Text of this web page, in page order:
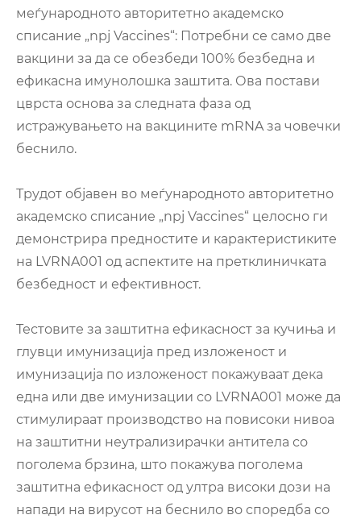
меѓународното авторитетно академско
списание „npj Vaccines“: Потребни се само две
вакцини за да се обезбеди 100% безбедна и
ефикасна имунолошка заштита. Ова постави
цврста основа за следната фаза од
истражувањето на вакцините mRNA за човечки
беснило.
Трудот објавен во меѓународното авторитетно
академско списание „npj Vaccines“ целосно ги
демонстрира предностите и карактеристиките
на LVRNA001 од аспектите на претклиничката
безбедност и ефективност.
Тестовите за заштитна ефикасност за кучиња и
глувци имунизација пред изложеност и
имунизација по изложеност покажуваат дека
една или две имунизации со LVRNA001 може да
стимулираат производство на повисоки нивоа
на заштитни неутрализирачки антитела со
поголема брзина, што покажува поголема
заштитна ефикасност од ултра високи дози на
напади на вирусот на беснило во споредба со